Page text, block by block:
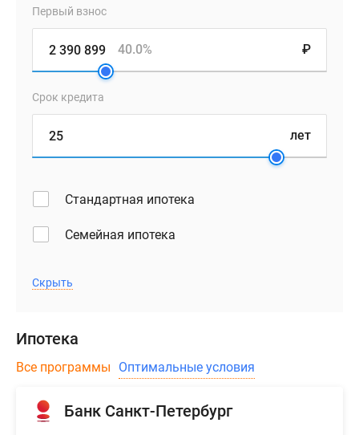
Первый взнос
₽
40.0%
Срок кредита
лет
Стандартная ипотека
Семейная ипотека
Скрыть
Ипотека
Все программы Оптимальные условия
Банк Санкт-Петербург